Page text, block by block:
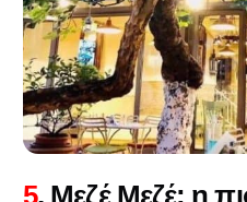
5. Μεζέ Μεζέ: η